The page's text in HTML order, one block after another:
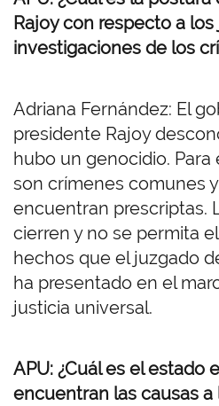
Rajoy con respecto a
investigaciones de los
Adriana Fernández: El
presidente Rajoy
hubo un genocidio. Para
son crímenes comunes
encuentran prescriptas.
cierren y no se permita
hechos que el juzgado
ha presentado en el
justicia universal.
APU: ¿Cuál es el estado
encuentran las causas a